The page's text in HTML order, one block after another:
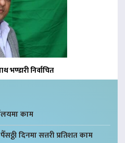
भण्डारी निर्वाचित
काम
दिनमा सत्तरी प्रतिशत काम